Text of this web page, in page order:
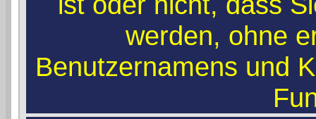
werden, ohne
Benutzernamens und